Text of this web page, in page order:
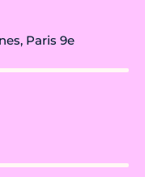
Paris 9e